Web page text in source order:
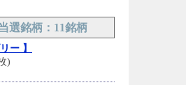
選銘柄：11銘柄
ー 】
)